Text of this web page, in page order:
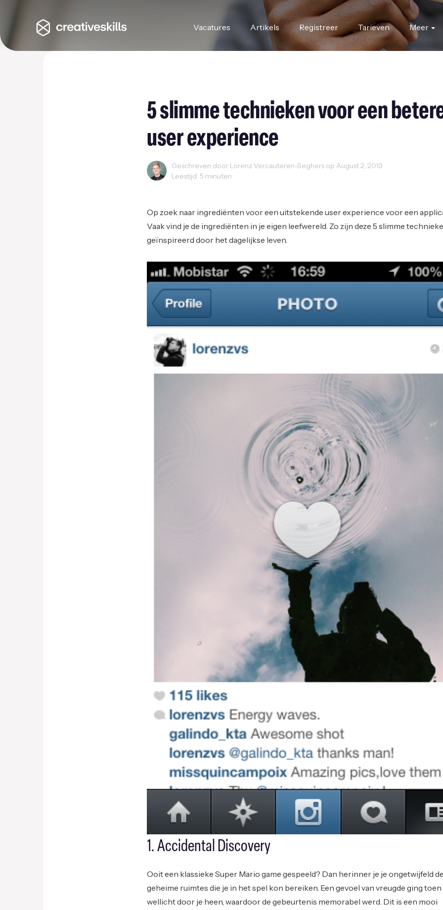
Vacatures Artikels Registreer Tarieven Meer
5 slimme technieken voor een
user experience
Geschreven door Lorenz Vercauteren-Seghers op August 2, 2013
Leestijd: 5 minuten
Op zoek naar ingrediënten voor een uitstekende user experience voor een
Vaak vind je de ingrediënten in je eigen leefwereld. Zo zijn deze 5 slimme
geïnspireerd door het dagelijkse leven.
1. Accidental Discovery
Ooit een klassieke Super Mario game gespeeld? Dan herinner je je ongetwijfeld
geheime ruimtes die je in het spel kon bereiken. Een gevoel van vreugde ging toen
wellicht door je heen, waardoor de gebeurtenis memorabel werd. Dit is een mooi